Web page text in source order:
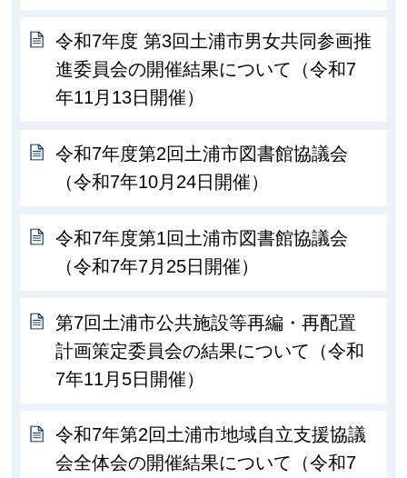
令和7年度 第3回土浦市男女共同参画推
進委員会の開催結果について（令和7
年11月13日開催）
令和7年度第2回土浦市図書館協議会
（令和7年10月24日開催）
令和7年度第1回土浦市図書館協議会
（令和7年7月25日開催）
第7回土浦市公共施設等再編・再配置
計画策定委員会の結果について（令和
7年11月5日開催）
令和7年第2回土浦市地域自立支援協議
会全体会の開催結果について（令和7